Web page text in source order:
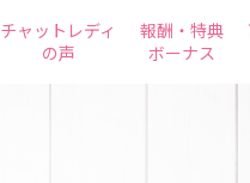
チャットレディ
の声
報酬・特典
ボーナス